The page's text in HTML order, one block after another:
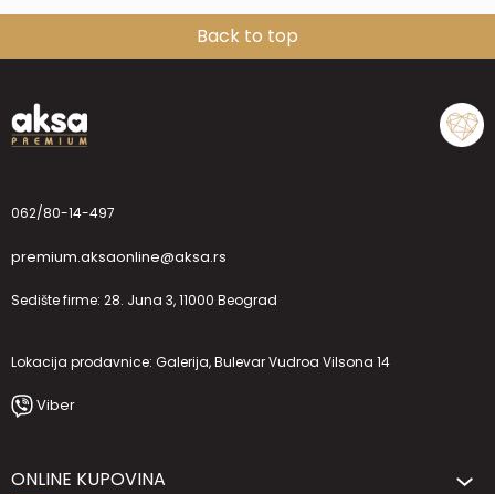
Back to top
062/80-14-497
premium.aksaonline@aksa.rs
Sedište firme: 28. Juna 3, 11000 Beograd
Lokacija prodavnice: Galerija, Bulevar Vudroa Vilsona 14
Viber
ONLINE KUPOVINA